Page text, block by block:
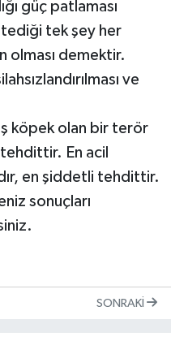
güç patlaması
tek şey her
olması demektir.
ve
köpek olan bir terör
tehdittir. En acil
en şiddetli tehdittir.
sonuçları
SONRAKI